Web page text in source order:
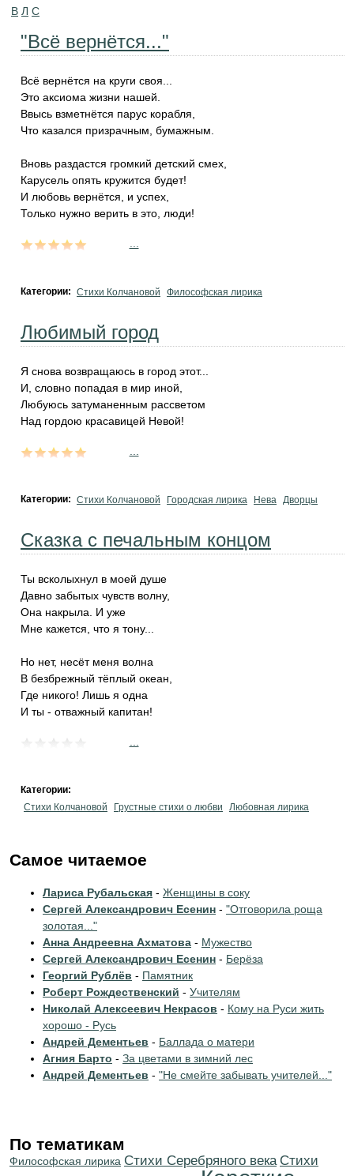
В Л С
"Всё вернётся..."
Всё вернётся на круги своя...
Это аксиома жизни нашей.
Ввысь взметнётся парус корабля,
Что казался призрачным, бумажным.
Вновь раздастся громкий детский смех,
Карусель опять кружится будет!
И любовь вернётся, и успех,
Только нужно верить в это, люди!
Категории: Стихи Колчановой Философская лирика
Любимый город
Я снова возвращаюсь в город этот...
И, словно попадая в мир иной,
Любуюсь затуманенным рассветом
Над гордою красавицей Невой!
Категории: Стихи Колчановой Городская лирика Нева Дворцы
Сказка с печальным концом
Ты всколыхнул в моей душе
Давно забытых чувств волну,
Она накрыла. И уже
Мне кажется, что я тону...
Но нет, несёт меня волна
В безбрежный тёплый океан,
Где никого! Лишь я одна
И ты - отважный капитан!
Категории:
Стихи Колчановой
Грустные стихи о любви Любовная лирика
Самое читаемое
Лариса Рубальская - Женщины в соку
Сергей Александрович Есенин - "Отговорила роща
золотая..."
Анна Андреевна Ахматова - Мужество
Сергей Александрович Есенин - Берёза
Георгий Рублёв - Памятник
Роберт Рождественский - Учителям
Николай Алексеевич Некрасов - Кому на Руси жить
хорошо - Русь
Андрей Дементьев - Баллада о матери
Агния Барто - За цветами в зимний лес
Андрей Дементьев - "Не смейте забывать учителей..."
По тематикам
Философская лирика Cтихи Серебряного века Cтихи